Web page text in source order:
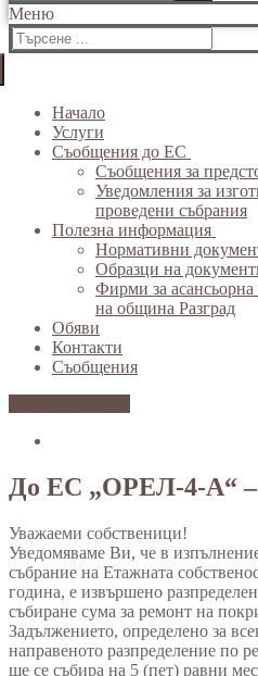
Меню
Търсене
за:
Начало
Услуги
Съобщения до ЕС
Съобщения за
Уведомления за
проведени събрания
Полезна информация
Нормативни
Образци на
Фирми за асансьорна
на община Разград
Обяви
Контакти
Съобщения
До ЕС „ОРЕЛ-4-А“ –
Уважаеми собственици!
Уведомяваме Ви, че в
събрание на Етажната
година, е извършено
събиране сума за ремонт на
Задължението, определено за
направеното разпределение по
ще се събира на 5 (пет) равни